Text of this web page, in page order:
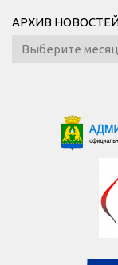
АРХИВ
Архив
новостей